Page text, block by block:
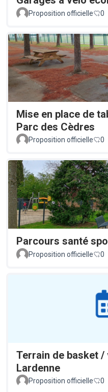
Proposition officielle
0
Mise en place de
Parc des Cèdres
Proposition officielle 0
Parcours santé
Proposition officielle
0
Terrain de basket
Lardenne
Proposition officielle 0